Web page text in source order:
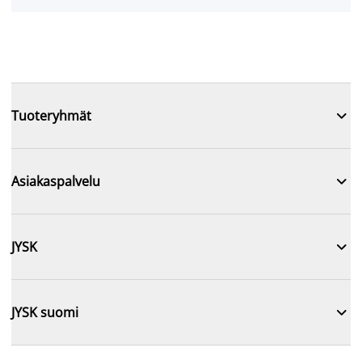
Tuoteryhmät 
Asiakaspalvelu 
JYSK 
JYSK suomi 